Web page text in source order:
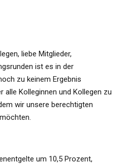
liebe Mitglieder,
ist es in der
zu keinem Ergebnis
alle Kolleginnen und Kollegen zu
wir unsere berechtigten
um 10,5 Prozent,